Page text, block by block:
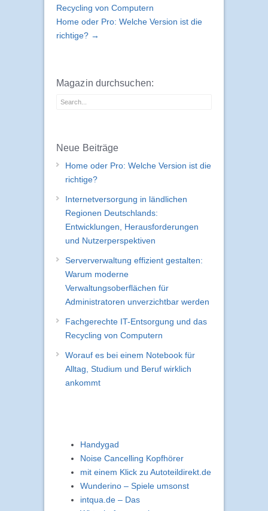
Recycling von Computern
Home oder Pro: Welche Version ist die
richtige? →
Magazin durchsuchen:
Neue Beiträge
Home oder Pro: Welche Version ist die
richtige?
Internetversorgung in ländlichen
Regionen Deutschlands:
Entwicklungen, Herausforderungen
und Nutzerperspektiven
Serververwaltung effizient gestalten:
Warum moderne
Verwaltungsoberflächen für
Administratoren unverzichtbar werden
Fachgerechte IT-Entsorgung und das
Recycling von Computern
Worauf es bei einem Notebook für
Alltag, Studium und Beruf wirklich
ankommt
Handygad
Noise Cancelling Kopfhörer
mit einem Klick zu Autoteildirekt.de
Wunderino – Spiele umsonst
intqua.de – Das